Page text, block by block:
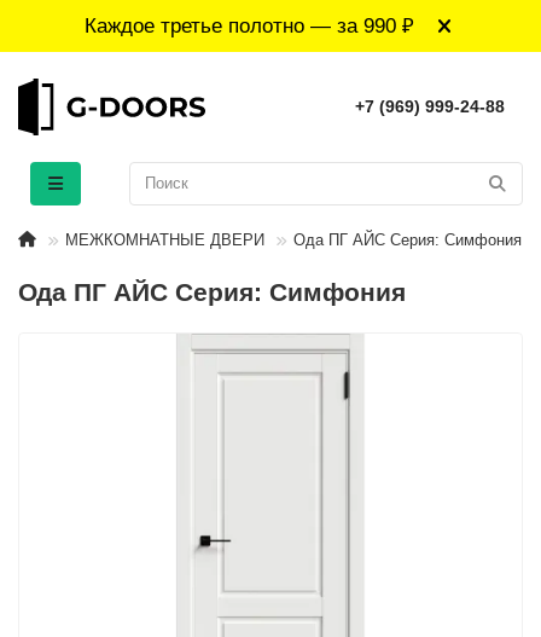
Каждое третье полотно — за 990 ₽
+7 (969) 999-24-88
МЕЖКОМНАТНЫЕ ДВЕРИ Ода ПГ АЙС Серия: Симфония
Ода ПГ АЙС Серия: Симфония